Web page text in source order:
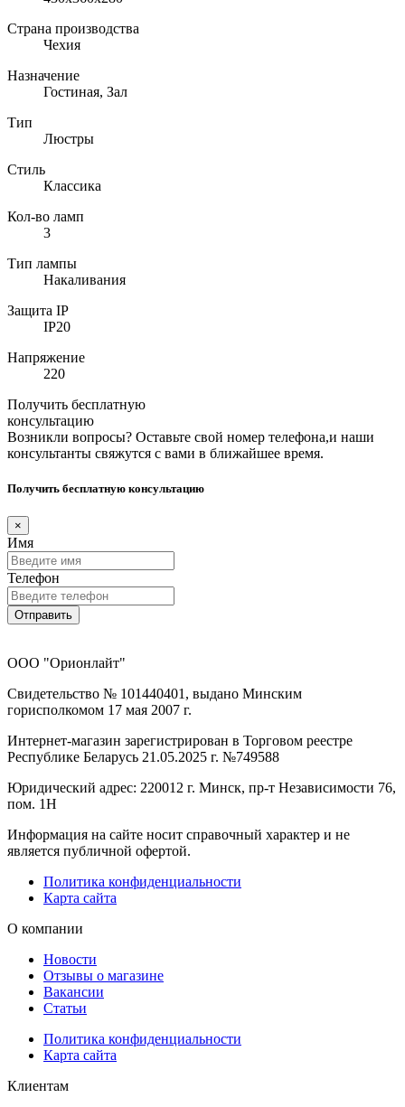
Страна производства
Чехия
Назначение
Гостиная, Зал
Тип
Люстры
Стиль
Классика
Кол-во ламп
3
Тип лампы
Накаливания
Защита IP
IP20
Напряжение
220
Получить бесплатную
консультацию
Возникли вопросы? Оставьте свой номер телефона,и наши
консультанты свяжутся с вами в ближайшее время.
Получить бесплатную консультацию
×
Имя
Телефон
Отправить
ООО "Орионлайт"
Свидетельство № 101440401, выдано Минским
горисполкомом 17 мая 2007 г.
Интернет-магазин зарегистрирован в Торговом реестре
Республике Беларусь 21.05.2025 г. №749588
Юридический адрес: 220012 г. Минск, пр-т Независимости 76,
пом. 1Н
Информация на сайте носит справочный характер и не
является публичной офертой.
Политика конфиденциальности
Карта сайта
О компании
Новости
Отзывы о магазине
Вакансии
Статьи
Политика конфиденциальности
Карта сайта
Клиентам